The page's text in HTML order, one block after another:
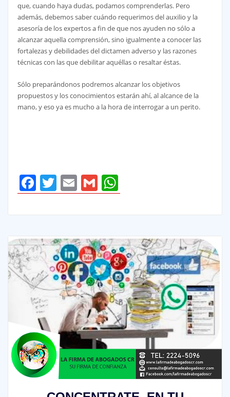
que, cuando haya dudas, podamos comprenderlas. Pero
además, debemos saber cuándo requerimos del auxilio y la
asesoría de los expertos a fin de que nos ayuden no sólo a
alcanzar aquella comprensión, sino igualmente a conocer las
fortalezas y debilidades del dictamen adverso y las razones
técnicas con las que debilitar aquéllas o resaltar éstas.
Sólo preparándonos podremos alcanzar los objetivos
propuestos y los conocimientos estarán ahí, al alcance de la
mano, y eso ya es mucho a la hora de interrogar a un perito.
Facebook
Twitter
Email
GmailWhatsApp